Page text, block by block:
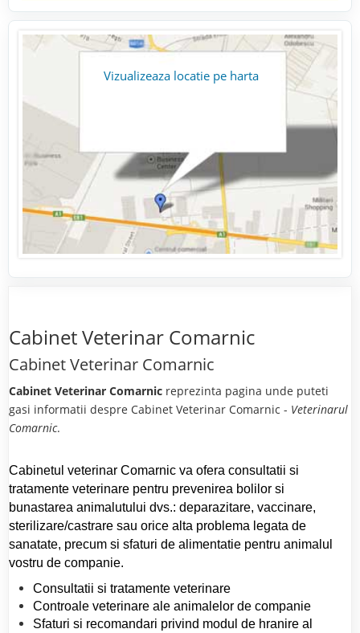
Vizualizeaza locatie pe harta
Cabinet Veterinar Comarnic
Cabinet Veterinar Comarnic
Cabinet Veterinar Comarnic reprezinta pagina unde puteti
gasi informatii despre Cabinet Veterinar Comarnic - Veterinarul
Comarnic.
Cabinetul veterinar Comarnic va ofera consultatii si
tratamente veterinare pentru prevenirea bolilor si
bunastarea animalutului dvs.: deparazitare, vaccinare,
sterilizare/castrare sau orice alta problema legata de
sanatate, precum si sfaturi de alimentatie pentru animalul
vostru de companie.
Consultatii si tratamente veterinare
Controale veterinare ale animalelor de companie
Sfaturi si recomandari privind modul de hranire al